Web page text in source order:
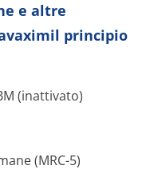
e altre
principio
(inattivato)
(MRC-5)